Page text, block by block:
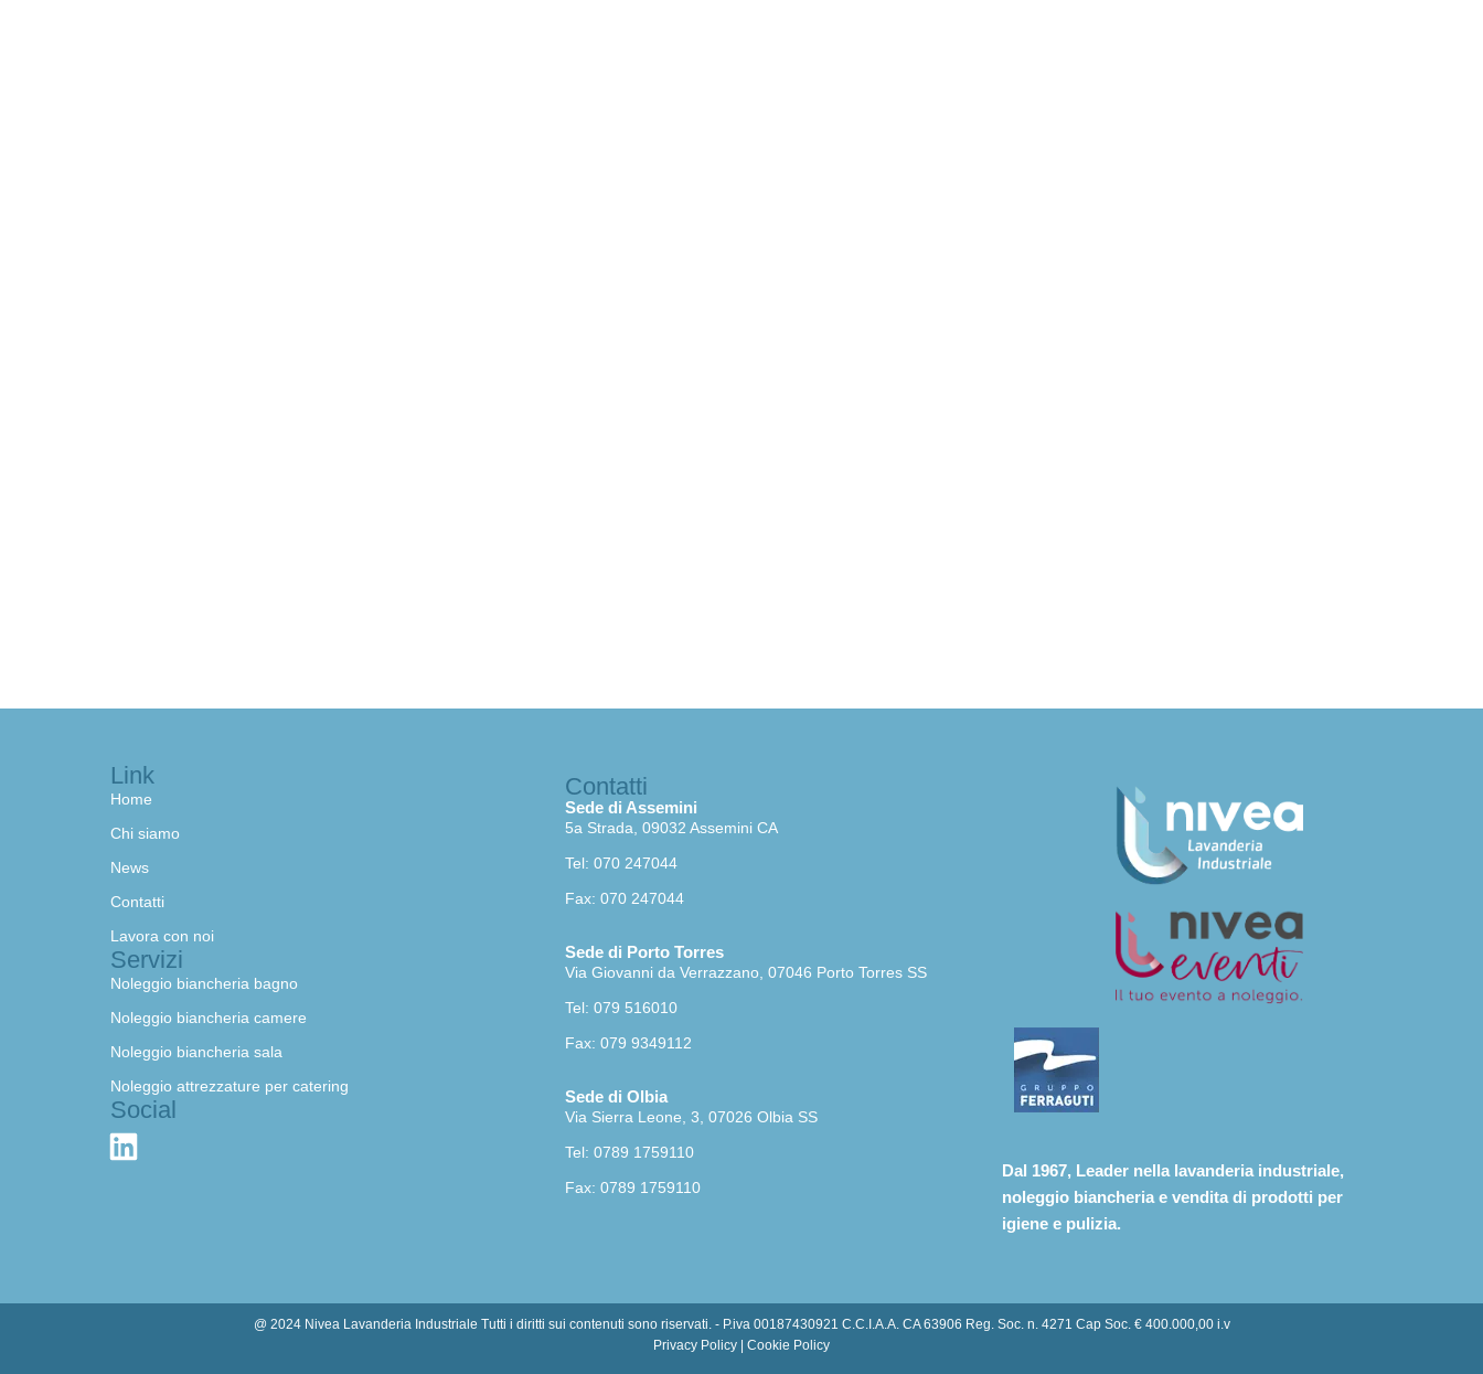
Link
Home
Chi siamo
News
Contatti
Lavora con noi
Servizi
Noleggio biancheria bagno
Noleggio biancheria camere
Noleggio biancheria sala
Noleggio attrezzature per catering
Social
Contatti
Sede di Assemini
5a Strada, 09032 Assemini CA
Tel: 070 247044
Fax: 070 247044
Sede di Porto Torres
Via Giovanni da Verrazzano, 07046 Porto Torres SS
Tel: 079 516010
Fax: 079 9349112
Sede di Olbia
Via Sierra Leone, 3, 07026 Olbia SS
Tel: 0789 1759110
Fax: 0789 1759110
Dal 1967, Leader nella lavanderia industriale,
noleggio biancheria e vendita di prodotti per
igiene e pulizia.
@ 2024 Nivea Lavanderia Industriale Tutti i diritti sui contenuti sono riservati. - P.iva 00187430921 C.C.I.A.A. CA 63906 Reg. Soc. n. 4271 Cap Soc. € 400.000,00 i.v
Privacy Policy
Cookie Policy